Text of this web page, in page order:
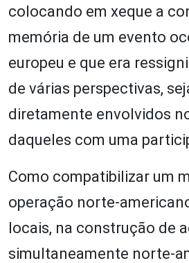
colocando em xeque a
memória de um evento
europeu e que era
de várias perspectivas,
diretamente envolvidos
daqueles com uma
Como compatibilizar um
operação norte-
locais, na construção de
simultaneamente norte-